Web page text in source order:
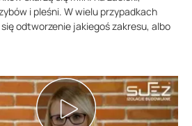
i pleśni. W wielu przypadkach
odtworzenie jakiegoś zakresu, albo